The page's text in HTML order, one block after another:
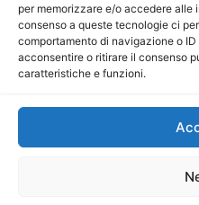
per memorizzare e/o accedere alle
consenso a queste tecnologie ci
comportamento di navigazione o
acconsentire o ritirare il consenso
caratteristiche e funzioni.
Direttore
Direttore
P.IVA:
Mercurio
iscritta al Registro degli